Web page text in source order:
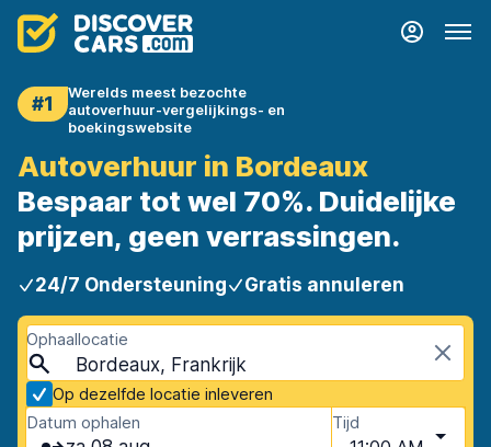
#1
Werelds meest bezochte
autoverhuur-vergelijkings- en
boekingswebsite
Autoverhuur in Bordeaux
Bespaar tot wel 70%. Duidelijke
prijzen, geen verrassingen.
24/7 Ondersteuning Gratis annuleren
Ophaallocatie
Bordeaux, Frankrijk
Op dezelfde locatie inleveren
Datum ophalen
Tijd